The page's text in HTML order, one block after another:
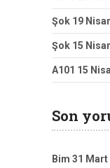
Şok 19
Şok 15
A101 15
Son
Bim 31